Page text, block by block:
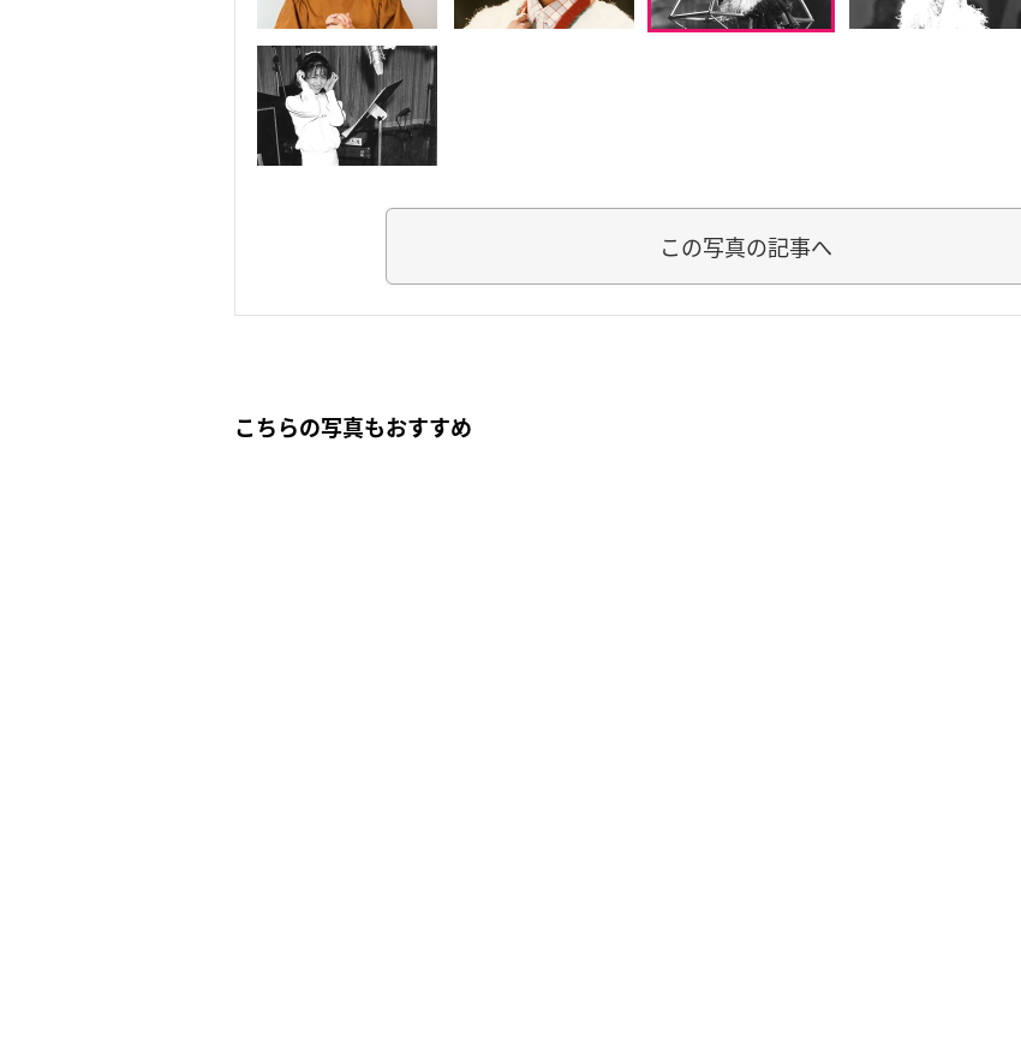
この写真の記事へ
こちらの写真もおすすめ